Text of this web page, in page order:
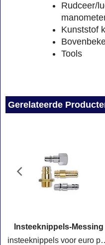
Rudceer/
Kunststof
Tools
Gerelateerde
Insteeknippels-Messing
insteeknippels voor